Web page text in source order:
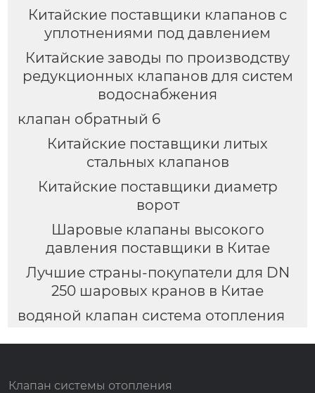
Китайские поставщики клапанов с
уплотнениями под давлением
Китайские заводы по производству
редукционных клапанов для систем
водоснабжения
клапан обратный 6
Китайские поставщики литых
стальных клапанов
Китайские поставщики диаметр
ворот
Шаровые клапаны высокого
давления поставщики в Китае
Лучшие страны-покупатели для DN
250 шаровых кранов в Китае
водяной клапан система отопления
Клапан системы отопления